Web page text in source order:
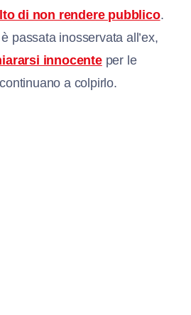
di non rendere pubblico.
passata inosservata all’ex,
innocente per le
a colpirlo.